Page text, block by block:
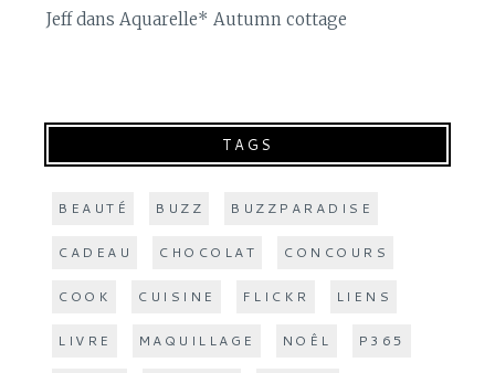
Jeff dansAquarelle* Autumn cottage
TAGS
BEAUTÉ BUZZ BUZZPARADISE
CADEAU CHOCOLAT CONCOURS
COOK CUISINE FLICKR LIENS
LIVRE MAQUILLAGE NOÊL P365